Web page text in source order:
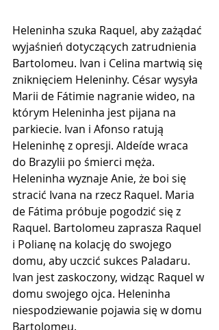
Heleninha szuka Raquel, aby zażądać
wyjaśnień dotyczących zatrudnienia
Bartolomeu. Ivan i Celina martwią się
zniknięciem Heleninhy. César wysyła
Marii de Fátimie nagranie wideo, na
którym Heleninha jest pijana na
parkiecie. Ivan i Afonso ratują
Heleninhę z opresji. Aldeíde wraca
do Brazylii po śmierci męża.
Heleninha wyznaje Anie, że boi się
stracić Ivana na rzecz Raquel. Maria
de Fátima próbuje pogodzić się z
Raquel. Bartolomeu zaprasza Raquel
i Polianę na kolację do swojego
domu, aby uczcić sukces Paladaru.
Ivan jest zaskoczony, widząc Raquel w
domu swojego ojca. Heleninha
niespodziewanie pojawia się w domu
Bartolomeu.